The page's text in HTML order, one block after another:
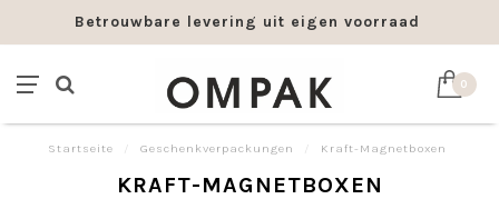
Betrouwbare levering uit eigen voorraad
0
Startseite Geschenkverpackungen Kraft-Magnetboxen
KRAFT-MAGNETBOXEN